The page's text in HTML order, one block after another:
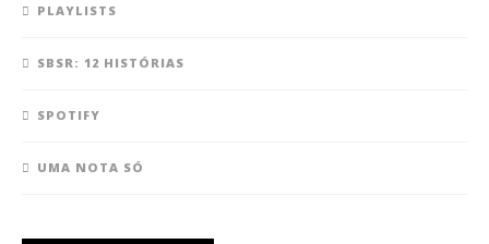
PLAYLISTS
SBSR: 12 HISTÓRIAS
SPOTIFY
UMA NOTA SÓ